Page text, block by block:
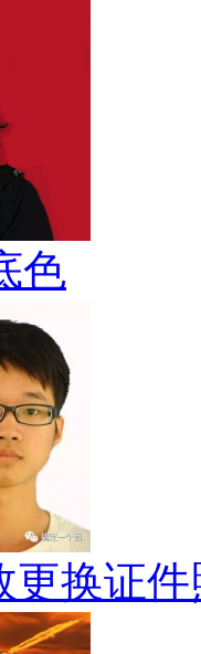
色
更换证